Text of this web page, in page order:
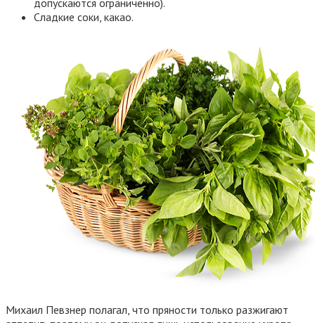
Сладкие соки, какао.
Михаил Певзнер полагал, что пряности только разжигают